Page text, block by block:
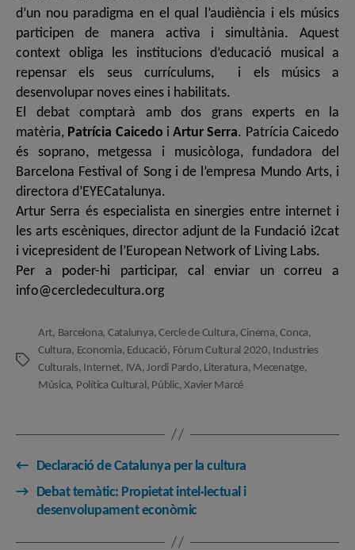
d’un nou paradigma en el qual l’audiència i els músics
participen de manera activa i simultània. Aquest
context obliga les institucions d’educació musical a
repensar els seus currículums, i els músics a
desenvolupar noves eines i habilitats.
El debat comptarà amb dos grans experts en la
matèria, Patrícia Caicedo iArtur Serra. Patrícia Caicedo
és soprano, metgessa i musicòloga, fundadora del
Barcelona Festival of Song i de l’empresa Mundo Arts, i
directora d’EYECatalunya.
Artur Serra és especialista en sinergies entre internet i
les arts escèniques, director adjunt de la Fundació i2cat
i vicepresident de l’European Network of Living Labs.
Per a poder-hi participar, cal enviar un correu a
info@cercledecultura.org
Etiquetes
Art, Barcelona, Catalunya,Cercle de Cultura,Cinema,Conca,
Cultura, Economia, Educació, Fòrum Cultural 2020, Industries
Culturals, Internet, IVA,Jordi Pardo, Literatura, Mecenatge,
Música, Política Cultural , Públic,Xavier Marcé
←
Declaració de Catalunya per la cultura
→
Debat temàtic: Propietat intel·lectual i
desenvolupament econòmic